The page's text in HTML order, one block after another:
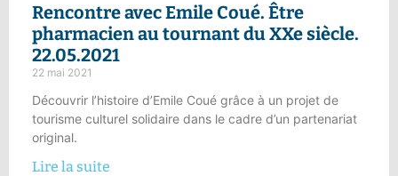
Rencontre avec Emile Coué.Être
pharmacien au tournant du XXe siècle.
22.05.2021
22 mai 2021
Découvrir l’histoire d’Emile Coué grâce à un projet de
tourisme culturel solidaire dans le cadre d’un partenariat
original.
Lire la suite